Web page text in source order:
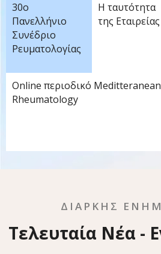
30ο
Πανελλήνιο
Συνέδριο
Ρευματολογίας
Η ταυτότητα
της Εταιρείας
Online περιοδικό
Rheumatology
ΔΙΑΡΚΗΣ
Τελευταία Νέα -